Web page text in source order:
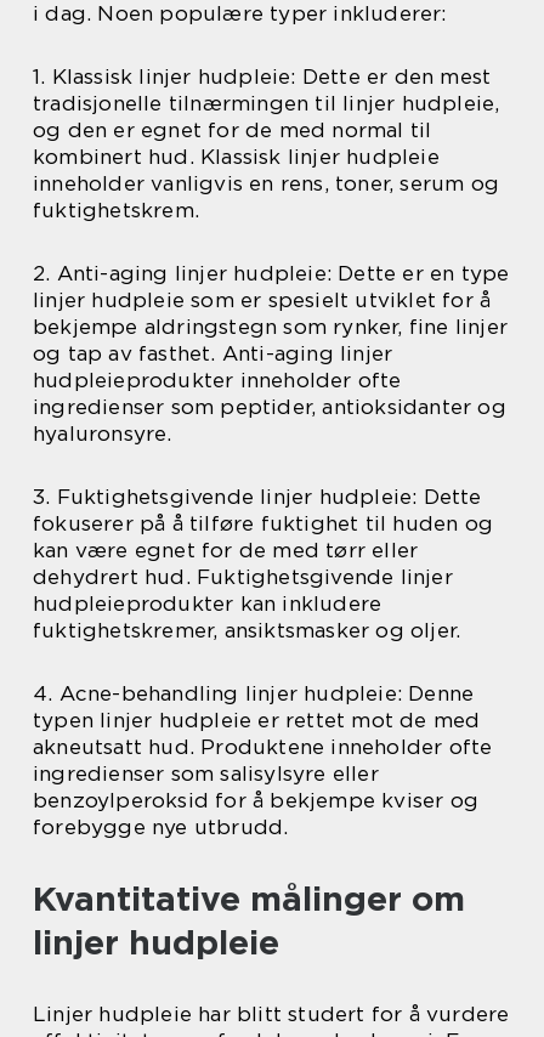
i dag. Noen populære typer inkluderer:
1. Klassisk linjer hudpleie: Dette er den mest
tradisjonelle tilnærmingen til linjer hudpleie,
og den er egnet for de med normal til
kombinert hud. Klassisk linjer hudpleie
inneholder vanligvis en rens, toner, serum og
fuktighetskrem.
2. Anti-aging linjer hudpleie: Dette er en type
linjer hudpleie som er spesielt utviklet for å
bekjempe aldringstegn som rynker, fine linjer
og tap av fasthet. Anti-aging linjer
hudpleieprodukter inneholder ofte
ingredienser som peptider, antioksidanter og
hyaluronsyre.
3. Fuktighetsgivende linjer hudpleie: Dette
fokuserer på å tilføre fuktighet til huden og
kan være egnet for de med tørr eller
dehydrert hud. Fuktighetsgivende linjer
hudpleieprodukter kan inkludere
fuktighetskremer, ansiktsmasker og oljer.
4. Acne-behandling linjer hudpleie: Denne
typen linjer hudpleie er rettet mot de med
akneutsatt hud. Produktene inneholder ofte
ingredienser som salisylsyre eller
benzoylperoksid for å bekjempe kviser og
forebygge nye utbrudd.
Kvantitative målinger om
linjer hudpleie
Linjer hudpleie har blitt studert for å vurdere